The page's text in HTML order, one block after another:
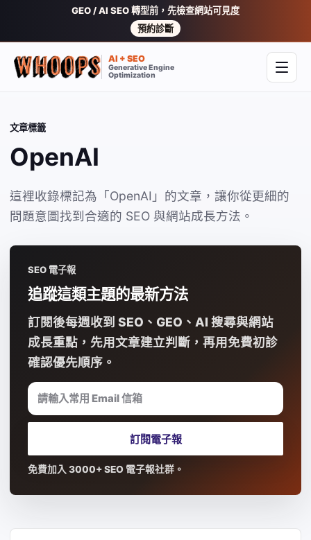
GEO / AI SEO 轉型前，先檢查網站可見度
預約診斷
AI + SEO
Generative Engine
Optimization
開啟
文章標籤
OpenAI
這裡收錄標記為「OpenAI」的文章，讓你從更細的
問題意圖找到合適的 SEO 與網站成長方法。
SEO 電子報
追蹤這類主題的最新方法
訂閱後每週收到 SEO、GEO、AI 搜尋與網站
成長重點，先用文章建立判斷，再用免費初診
確認優先順序。
請輸入常用 Email 信箱
訂閱電子報
免費加入 3000+ SEO 電子報社群。